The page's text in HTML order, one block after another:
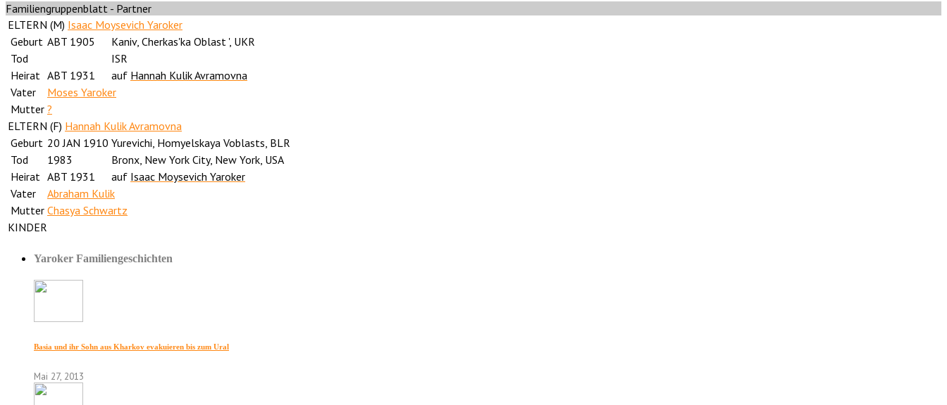
Familiengruppenblatt - Partner
ELTERN (M) Isaac Moysevich Yaroker
Geburt ABT 1905
Kaniv, Cherkas'ka Oblast ', UKR
Tod
ISR
Heirat ABT 1931 auf Hannah Kulik Avramovna
Vater
Moses Yaroker
Mutter ?
ELTERN (F) Hannah Kulik Avramovna
Geburt 20 JAN 1910 Yurevichi, Homyelskaya Voblasts, BLR
Tod
1983
Bronx, New York City, New York, USA
Heirat ABT 1931 auf Isaac Moysevich Yaroker
Vater
Abraham Kulik
Mutter Chasya Schwartz
KINDER
Yaroker Familiengeschichten
Basia und ihr Sohn aus Kharkov evakuieren bis zum Ural
Mai 27, 2013